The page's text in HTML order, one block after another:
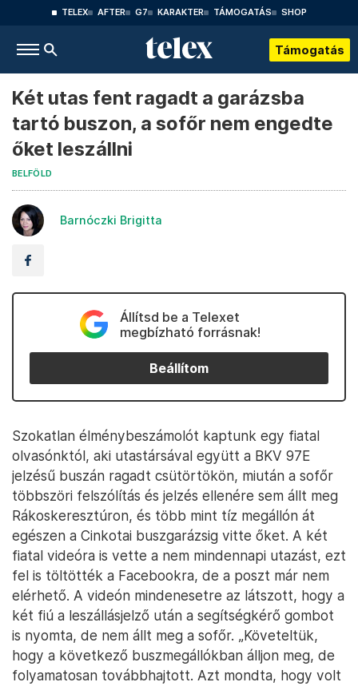
TELEX AFTER G7 KARAKTER TÁMOGATÁS SHOP
Támogatás
Két utas fent ragadt a garázsba
tartó buszon, a sofőr nem engedte
őket leszállni
BELFÖLD
Barnóczki Brigitta
Állítsd be a Telexet
megbízható forrásnak!
Beállítom
Szokatlan élménybeszámolót kaptunk egy fiatal
olvasónktól, aki utastársával együtt a BKV 97E
jelzésű buszán ragadt csütörtökön, miután a sofőr
többszöri felszólítás és jelzés ellenére sem állt meg
Rákoskeresztúron, és több mint tíz megállón át
egészen a Cinkotai buszgarázsig vitte őket. A két
fiatal videóra is vette a nem mindennapi utazást, ezt
fel is töltötték a Facebookra, de a poszt már nem
elérhető. A videón mindenesetre az látszott, hogy a
két fiú a leszállásjelző után a segítségkérő gombot
is nyomta, de nem állt meg a sofőr. „Követeltük,
hogy a következő buszmegállókban álljon meg, de
folyamatosan továbbhajtott. Azt mondta, hogy volt